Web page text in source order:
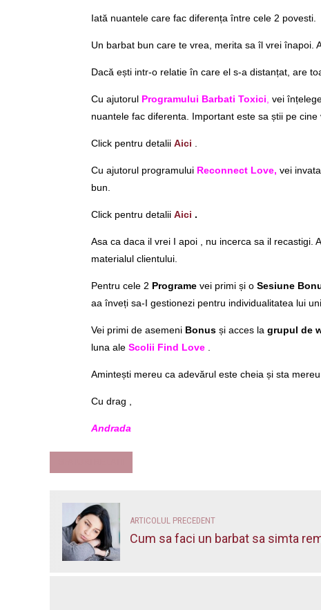
Iată nuantele care fac diferența între cele 2 povesti.
Un barbat bun care te vrea, merita sa îl vrei înapoi.
Dacă ești intr-o relatie în care el s-a distanțat, are
Cu ajutorul Programului Barbati Toxici vei
nuantele fac diferenta. Important este sa știi pe
Click pentru detalii Aici
Cu ajutorul programului Reconnect Love, vei
bun.
Click pentru detalii Aici .
Asa ca daca il vrei I apoi , nu incerca sa il recastigi.
materialul clientului.
Pentru cele 2 Programe vei primi și o Sesiune
aa înveți sa-I gestionezi pentru individualitatea lui
Vei primi de asemeni Bonus și acces la grupul de
luna ale Scolii Find Love
Amintești mereu ca adevărul este cheia și sta
Cu drag ,
Andrada
ARTICOLUL PRECEDENT
Cum sa faci un barbat sa simta